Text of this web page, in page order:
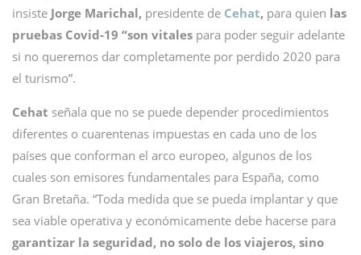
insiste Jorge Marichal, presidente de Cehat, para quien las
pruebas Covid-19 “son vitales para poder seguir adelante
si no queremos dar completamente por perdido 2020 para
el turismo”.
Cehat señala que no se puede depender procedimientos
diferentes o cuarentenas impuestas en cada uno de los
países que conforman el arco europeo, algunos de los
cuales son emisores fundamentales para España, como
Gran Bretaña. “Toda medida que se pueda implantar y que
sea viable operativa y económicamente debe hacerse para
garantizar la seguridad, no solo de los viajeros, sino